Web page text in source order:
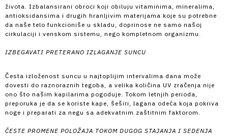
života. Izbalansirani obroci koji obiluju vitaminima, mineralima,
antioksidansima i drugih hranljivim materijama koje su potrebne
da naše telo funkcioniše u skladu, doprinose ne samo našoj
cirkulaciji i venskom sistemu, nego kompletnom organizmu.
IZBEGAVATI PRETERANO IZLAGANJE SUNCU
Česta izloženost suncu u najtoplijim intervalima dana može
dovesti do raznoraznih tegoba, a velika količina UV zračenja nije
ono što našim kapilarima pogoduje. Tokom letnjih perioda,
preporuka je da se koriste kape, šeširi, lagana odeća koja pokriva
noge i preparati za negu sa adekvatnim zaštitnim faktorom.
ČESTE PROMENE POLOŽAJA TOKOM DUGOG STAJANJA I SEDENJA